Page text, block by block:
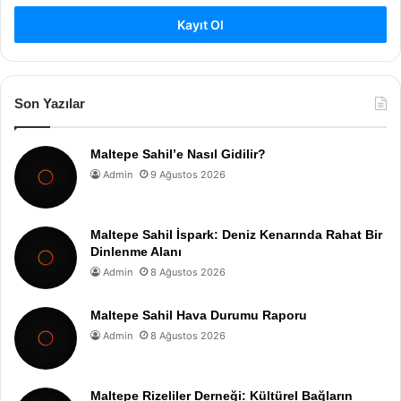
Kayıt Ol
Son Yazılar
Maltepe Sahil’e Nasıl Gidilir?
Admin 9 Ağustos 2026
Maltepe Sahil İspark: Deniz Kenarında Rahat Bir
Dinlenme Alanı
Admin 8 Ağustos 2026
Maltepe Sahil Hava Durumu Raporu
Admin 8 Ağustos 2026
Maltepe Rizeliler Derneği: Kültürel Bağların